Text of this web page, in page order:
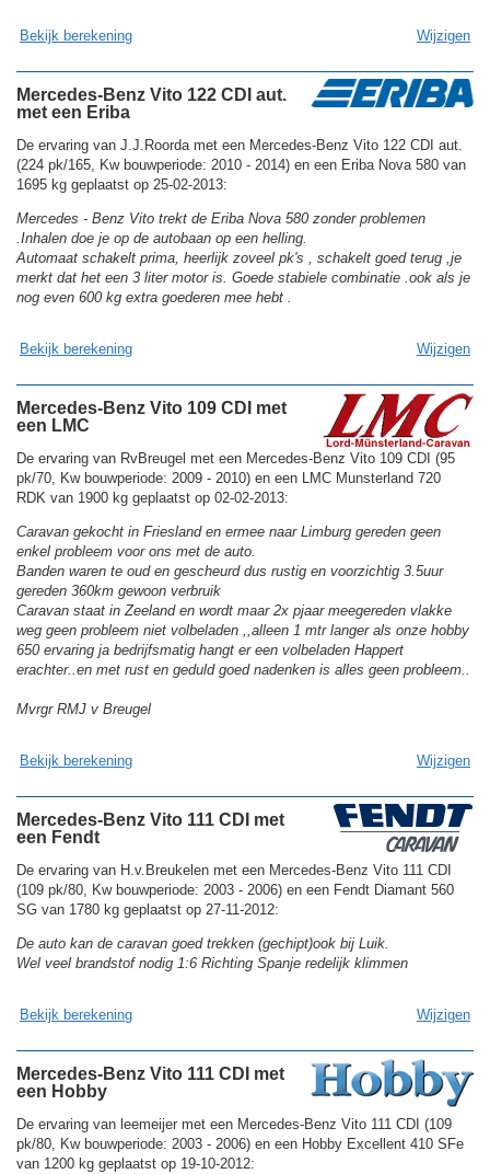
Bekijk berekening Wijzigen
Mercedes-Benz Vito 122 CDI aut.
met een Eriba
De ervaring van J.J.Roorda met een Mercedes-Benz Vito 122 CDI aut.
(224 pk/165, Kw bouwperiode: 2010 - 2014) en een Eriba Nova 580 van
1695 kg geplaatst op 25-02-2013:
Mercedes - Benz Vito trekt de Eriba Nova 580 zonder problemen
.Inhalen doe je op de autobaan op een helling.
Automaat schakelt prima, heerlijk zoveel pk's , schakelt goed terug ,je
merkt dat het een 3 liter motor is. Goede stabiele combinatie .ook als je
nog even 600 kg extra goederen mee hebt .
Bekijk berekening Wijzigen
Mercedes-Benz Vito 109 CDI met
een LMC
De ervaring van RvBreugel met een Mercedes-Benz Vito 109 CDI (95
pk/70, Kw bouwperiode: 2009 - 2010) en een LMC Munsterland 720
RDK van 1900 kg geplaatst op 02-02-2013:
Caravan gekocht in Friesland en ermee naar Limburg gereden geen
enkel probleem voor ons met de auto.
Banden waren te oud en gescheurd dus rustig en voorzichtig 3.5uur
gereden 360km gewoon verbruik
Caravan staat in Zeeland en wordt maar 2x pjaar meegereden vlakke
weg geen probleem niet volbeladen ,,alleen 1 mtr langer als onze hobby
650 ervaring ja bedrijfsmatig hangt er een volbeladen Happert
erachter..en met rust en geduld goed nadenken is alles geen probleem..
Mvrgr RMJ v Breugel
Bekijk berekening Wijzigen
Mercedes-Benz Vito 111 CDI met
een Fendt
De ervaring van H.v.Breukelen met een Mercedes-Benz Vito 111 CDI
(109 pk/80, Kw bouwperiode: 2003 - 2006) en een Fendt Diamant 560
SG van 1780 kg geplaatst op 27-11-2012:
De auto kan de caravan goed trekken (gechipt)ook bij Luik.
Wel veel brandstof nodig 1:6 Richting Spanje redelijk klimmen
Bekijk berekening Wijzigen
Mercedes-Benz Vito 111 CDI met
een Hobby
De ervaring van leemeijer met een Mercedes-Benz Vito 111 CDI (109
pk/80, Kw bouwperiode: 2003 - 2006) en een Hobby Excellent 410 SFe
van 1200 kg geplaatst op 19-10-2012: